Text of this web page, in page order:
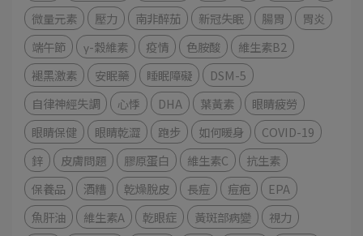
微量元素
壓力 南非醉茄 新冠失眠 腸胃
胃炎
端午節
γ-穀維素 疫情 色胺酸
維生素B2
褪黑激素
安眠藥 睡眠障礙
DSM-5
自律神經失調
心悸 DHA 葉黃素
眼睛疲勞
眼睛保健
眼睛乾澀 跑步 如何暖身
COVID-19
鋅
皮膚問題 膠原蛋白 維生素C
抗生素
保養品
酒糟 乾燥脫皮 長痘 痘疤
EPA
魚肝油
維生素A 乾眼症 黃斑部病變
視力